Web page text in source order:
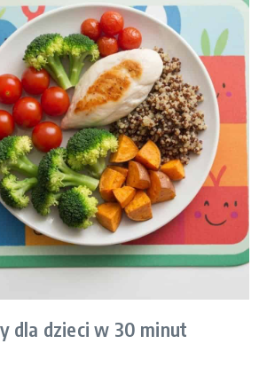
dla dzieci w 30 minut